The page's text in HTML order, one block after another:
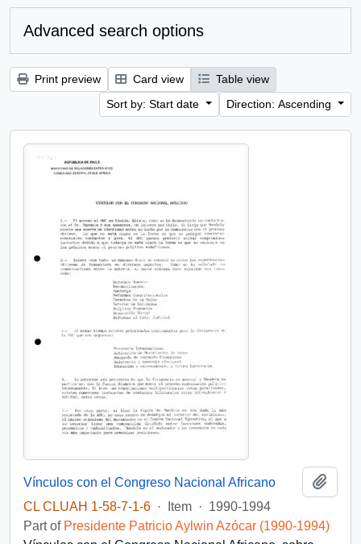
Advanced search options
Print preview Card view
Table view
Sort by: Start date
Direction: Ascending
Vínculos con el Congreso Nacional Africano
CL CLUAH 1-58-7-1-6 · Item · 1990-1994
Part of Presidente Patricio Aylwin Azócar (1990-1994)